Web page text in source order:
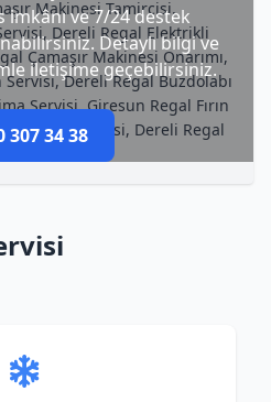
imkânı ve 7/24 destek
Detaylı bilgi ve
iletişime geçebilirsiniz.
307 34 38
Makinesi Tamircisi,
Dereli Regal Elektrikli
Çamaşır Makinesi Onarımı,
Dereli Regal Buzdolabı
Servisi, Giresun Regal Fırın
Tamircisi, Dereli Regal